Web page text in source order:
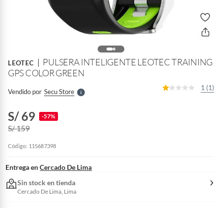
LEOTEC
PULSERA INTELIGENTE LEOTEC TRAINING
GPS COLOR GREEN
Vendido por Secu StoreS
l
l
e
f
1 (1)
S/ 69 -57%
S/ 159
Código: 115687398
Entrega en Cercado De Lima
Sin stock en tienda
Cercado De Lima, Lima